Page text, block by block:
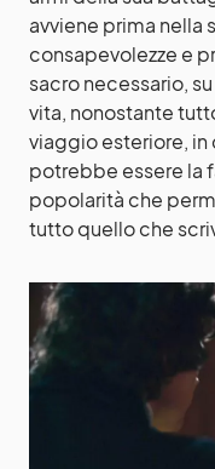
avviene prima nella
consapevolezze e
sacro necessario,
vita, nonostante
viaggio esteriore, in
potrebbe essere la
popolarità che
tutto quello che